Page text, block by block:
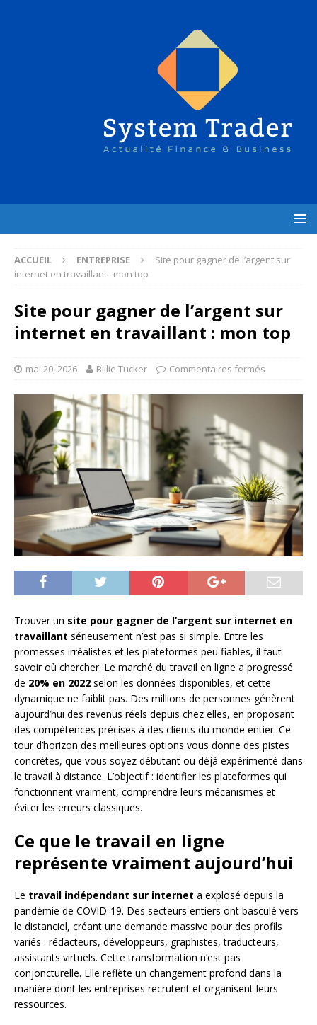
ACCUEIL ENTREPRISE
Site pour gagner de l’argent sur
internet en travaillant : mon top
Site pour gagner de l’argent sur
internet en travaillant : mon top
mai 20, 2026 Billie Tucker Commentaires fermés
Trouver un site pour gagner de l’argent sur internet en
travaillant sérieusement n’est pas si simple. Entre les
promesses irréalistes et les plateformes peu fiables, il faut
savoir où chercher. Le marché du travail en ligne a progressé
de 20% en 2022 selon les données disponibles, et cette
dynamique ne faiblit pas. Des millions de personnes génèrent
aujourd’hui des revenus réels depuis chez elles, en proposant
des compétences précises à des clients du monde entier. Ce
tour d’horizon des meilleures options vous donne des pistes
concrètes, que vous soyez débutant ou déjà expérimenté dans
le travail à distance. L’objectif : identifier les plateformes qui
fonctionnent vraiment, comprendre leurs mécanismes et
éviter les erreurs classiques.
Ce que le travail en ligne
représente vraiment aujourd’hui
Le travail indépendant sur internet a explosé depuis la
pandémie de COVID-19. Des secteurs entiers ont basculé vers
le distanciel, créant une demande massive pour des profils
variés : rédacteurs, développeurs, graphistes, traducteurs,
assistants virtuels. Cette transformation n’est pas
conjoncturelle. Elle reflète un changement profond dans la
manière dont les entreprises recrutent et organisent leurs
ressources.